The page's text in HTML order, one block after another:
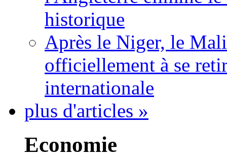
historique
Après le Niger, le
officiellement à se
internationale
plus d'articles »
Economie